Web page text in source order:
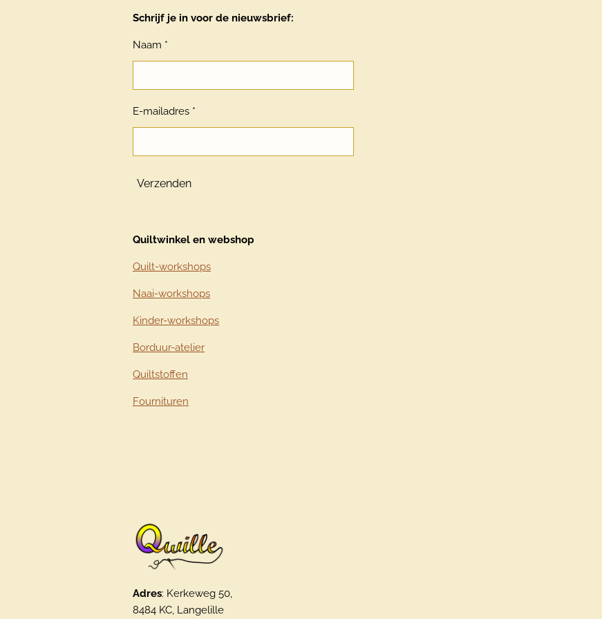
Schrijf je in voor de nieuwsbrief:
Naam *
E-mailadres *
Verzenden
Quiltwinkel en webshop
Quilt-workshops
Naai-workshops
Kinder-workshops
Borduur-atelier
Quiltstoffen
Fournituren
Adres: Kerkeweg 50,
8484 KC, Langelille